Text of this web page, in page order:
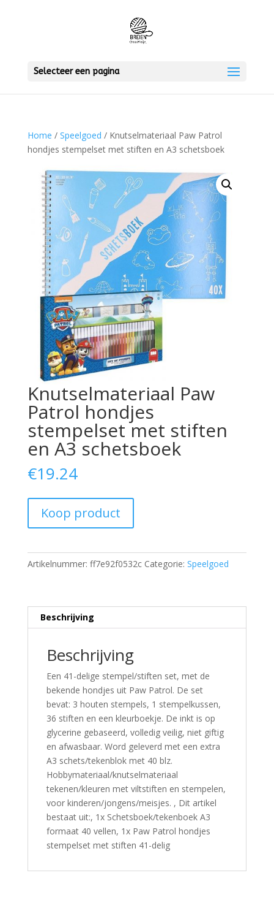
Selecteer een pagina
Home / Speelgoed / Knutselmateriaal Paw Patrol
hondjes stempelset met stiften en A3 schetsboek
Knutselmateriaal Paw
Patrol hondjes
stempelset met stiften
en A3 schetsboek
€19.24
Koop product
Artikelnummer: ff7e92f0532c Categorie: Speelgoed
Beschrijving
Beschrijving
Een 41-delige stempel/stiften set, met de
bekende hondjes uit Paw Patrol. De set
bevat: 3 houten stempels, 1 stempelkussen,
36 stiften en een kleurboekje. De inkt is op
glycerine gebaseerd, volledig veilig, niet giftig
en afwasbaar. Word geleverd met een extra
A3 schets/tekenblok met 40 blz.
Hobbymateriaal/knutselmateriaal
tekenen/kleuren met viltstiften en stempelen,
voor kinderen/jongens/meisjes. , Dit artikel
bestaat uit:, 1x Schetsboek/tekenboek A3
formaat 40 vellen, 1x Paw Patrol hondjes
stempelset met stiften 41-delig